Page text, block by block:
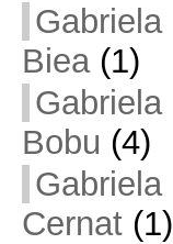
Gabriela
Biea(1)
Gabriela
Bobu (4)
Gabriela
Cernat(1)